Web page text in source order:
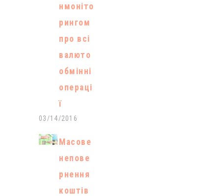
нмоніто
рингом
про всі
валюто
обмінні
операці
ї
03/14/2016
Масове
непове
рнення
коштів